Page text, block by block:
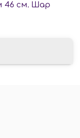
46 см. Шар